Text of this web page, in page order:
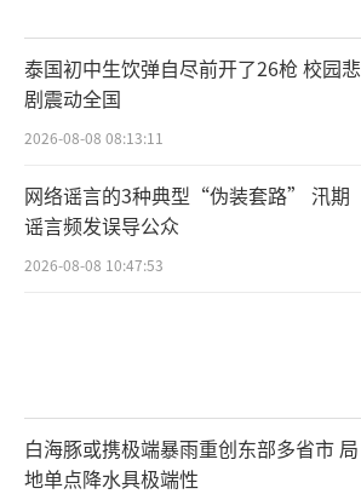
泰国初中生饮弹自尽前开了26枪 校园悲
剧震动全国
2026-08-08 08:13:11
网络谣言的3种典型“伪装套路” 汛期
谣言频发误导公众
2026-08-08 10:47:53
白海豚或携极端暴雨重创东部多省市 局
地单点降水具极端性